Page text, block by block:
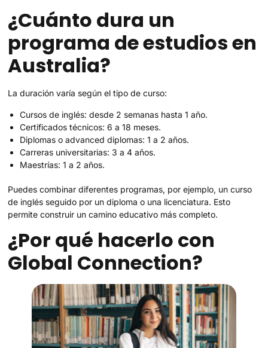
¿Cuánto dura un
programa de estudios en
Australia?
La duración varía según el tipo de curso:
Cursos de inglés: desde 2 semanas hasta 1 año.
Certificados técnicos: 6 a 18 meses.
Diplomas o advanced diplomas: 1 a 2 años.
Carreras universitarias: 3 a 4 años.
Maestrías: 1 a 2 años.
Puedes combinar diferentes programas, por ejemplo, un curso
de inglés seguido por un diploma o una licenciatura. Esto
permite construir un camino educativo más completo.
¿Por qué hacerlo con
Global Connection?